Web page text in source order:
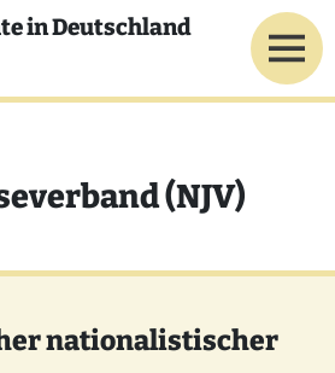
in Deutschland
(NJV)
nationalistischer